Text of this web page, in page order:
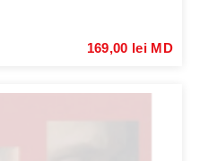
169,00 lei MD